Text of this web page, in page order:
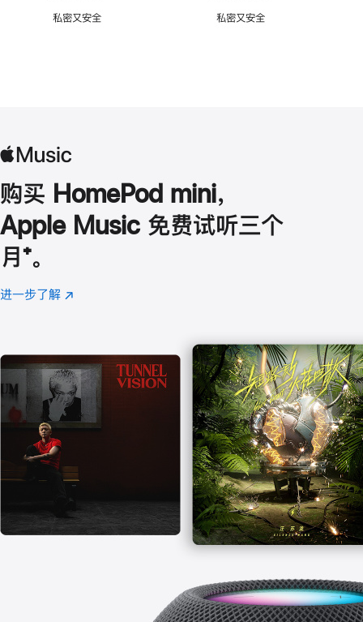
私密又安全 私密又安全
购买 HomePod mini，
Apple Music 免费试听三个
月 脚
注
⁺。
进一步了解 Apple
(在
口
中
打
开)